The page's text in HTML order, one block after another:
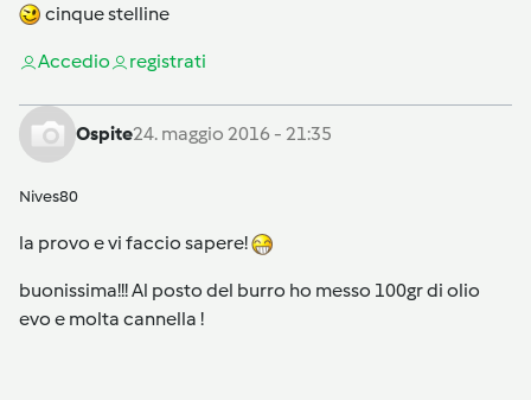
cinque stelline
Accedio registrati
Ospite24. maggio 2016 - 21:35
Nives80
la provo e vi faccio sapere!
buonissima!!! Al posto del burro ho messo 100gr di olio
evo e molta cannella !